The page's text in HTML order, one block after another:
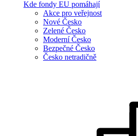
Kde fondy EU pomáhají
Akce pro veřejnost
Nové Česko
Zelené Česko
Moderní Česko
Bezpečné Česko
Česko netradičně